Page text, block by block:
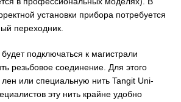
установки прибора потребуется
переходник.
подключаться к магистрали
резьбовое соединение. Для этого
или специальную нить Tangit Uni-
эту нить крайне удобно